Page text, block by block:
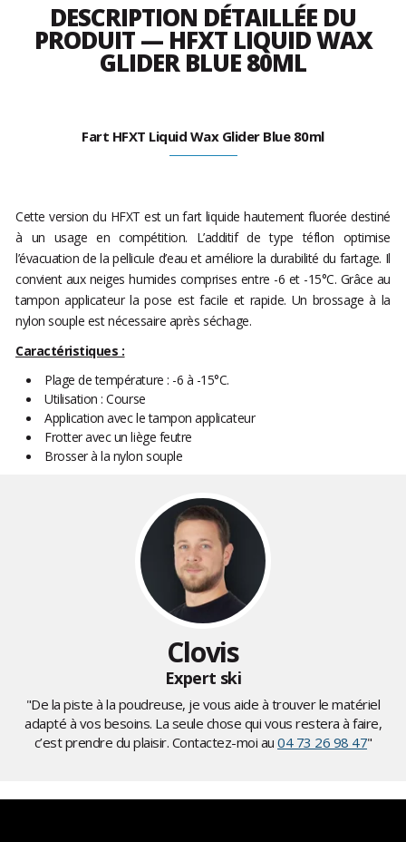
DESCRIPTION DÉTAILLÉE DU
PRODUIT — HFXT LIQUID WAX
GLIDER BLUE 80ML
Fart HFXT Liquid Wax Glider Blue 80ml
Cette version du HFXT est un fart liquide hautement fluorée destiné
à un usage en compétition. L’additif de type téflon optimise
l’évacuation de la pellicule d’eau et améliore la durabilité du fartage. Il
convient aux neiges humides comprises entre -6 et -15°C. Grâce au
tampon applicateur la pose est facile et rapide. Un brossage à la
nylon souple est nécessaire après séchage.
Caractéristiques :
Plage de température : -6 à -15°C.
Utilisation : Course
Application avec le tampon applicateur
Frotter avec un liège feutre
Brosser à la nylon souple
Clovis
Expert ski
"De la piste à la poudreuse, je vous aide à trouver le matériel
adapté à vos besoins. La seule chose qui vous restera à faire,
c’est prendre du plaisir. Contactez-moi au 04 73 26 98 47"